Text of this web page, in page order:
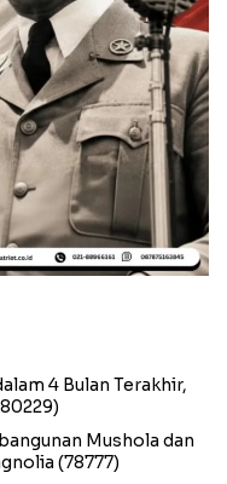
4 Bulan Terakhir,
Mushola dan
(78777)